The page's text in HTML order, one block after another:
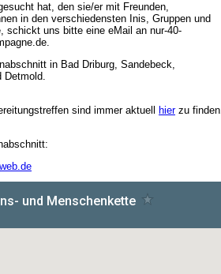
hat, den sie/er mit Freunden,
in den verschiedensten Inis, Gruppen und
schickt uns bitte eine eMail an nur-40-
in Bad Driburg, Sandebeck,
Detmold.
sind immer aktuell hierzu finden.